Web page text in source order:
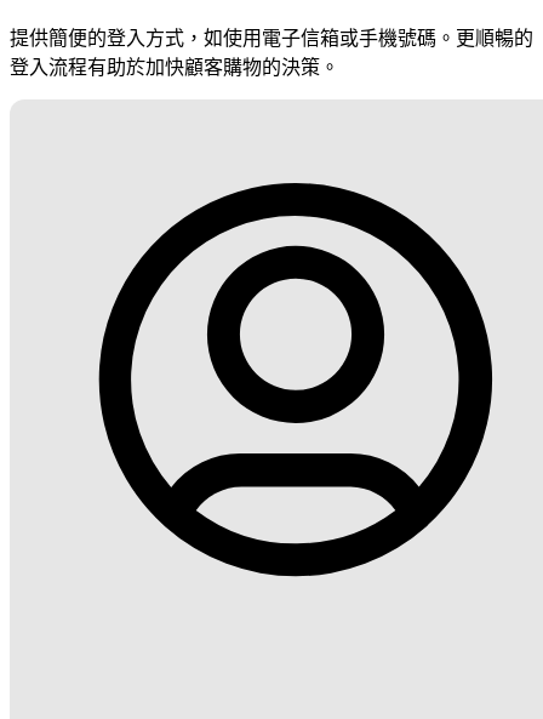
提供簡便的登入方式，如使用電子信箱或手機號碼。更順暢的
登入流程有助於加快顧客購物的決策。